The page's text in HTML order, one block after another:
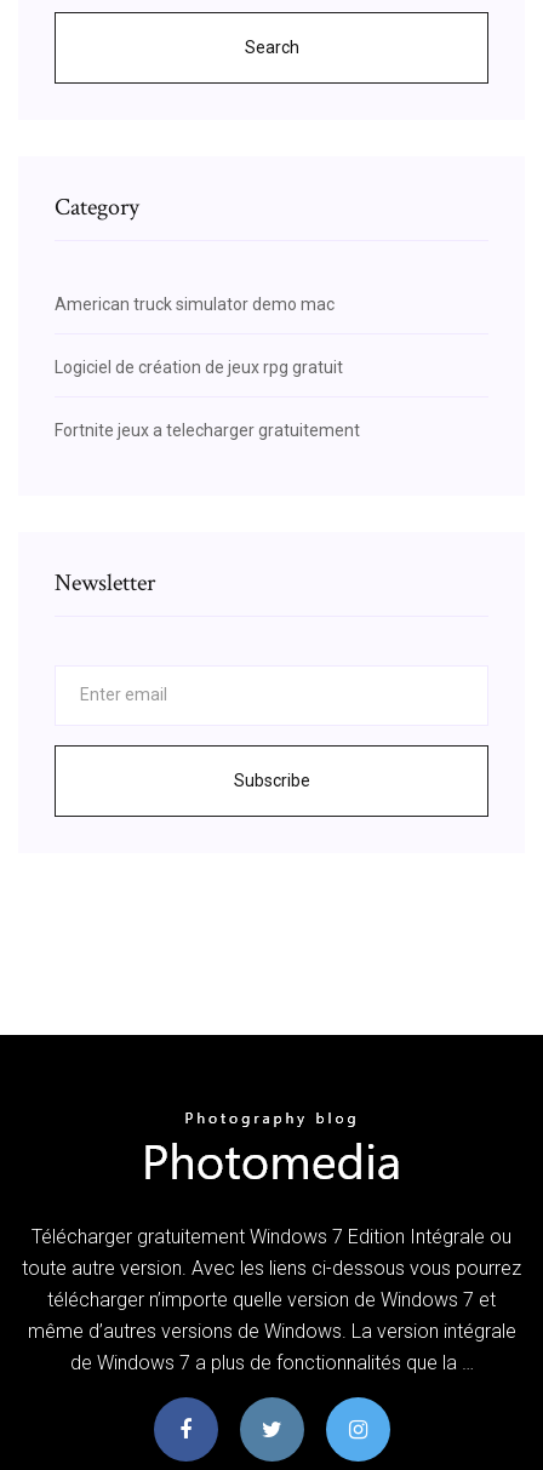
Search
Category
American truck simulator demo mac
Logiciel de création de jeux rpg gratuit
Fortnite jeux a telecharger gratuitement
Newsletter
Subscribe
Télécharger gratuitement Windows 7 Edition Intégrale ou
toute autre version. Avec les liens ci-dessous vous pourrez
télécharger n’importe quelle version de Windows 7 et
même d’autres versions de Windows. La version intégrale
de Windows 7 a plus de fonctionnalités que la …